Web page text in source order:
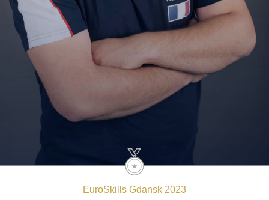
EuroSkills Gdansk 2023